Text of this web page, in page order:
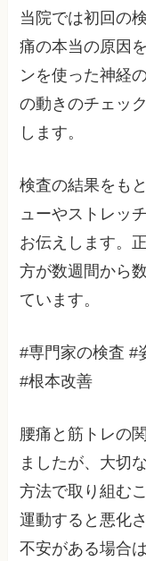
当院では初回の
痛の本当の原因
ンを使った神経
の動きのチェッ
します。
検査の結果をも
ューやストレッ
お伝えします。
方が数週間から
ています。
#専門家の検査 #
#根本改善
腰痛と筋トレの
ましたが、大切
方法で取り組む
運動すると悪化
不安がある場合